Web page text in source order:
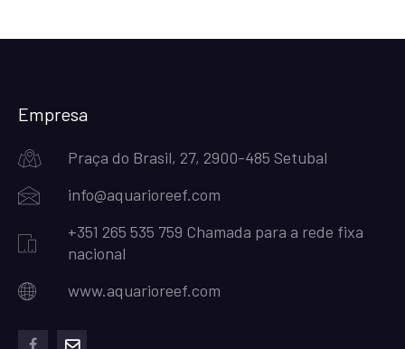
Empresa
Praça do Brasil, 27, 2900-485 Setubal
info@aquarioreef.com
+351 265 535 759 Chamada para a rede fixa
nacional
www.aquarioreef.com